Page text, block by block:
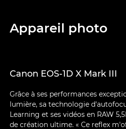
Appareil photo
Canon EOS-1D X Mark III
Grâce à ses performances
lumière, sa technologie
Learning et ses vidéos en RAW
de création ultime. « Ce reflex